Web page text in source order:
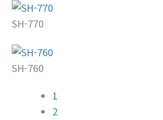
SH-770
SH-760
1
2